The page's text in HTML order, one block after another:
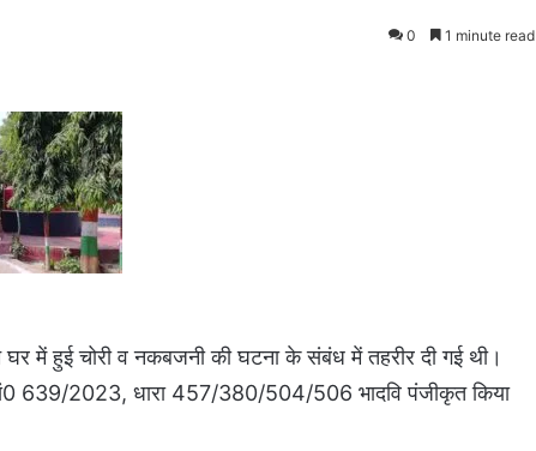
0 1 minute read
घर में हुई चोरी व नकबजनी की घटना के संबंध में तहरीर दी गई थी।
639/2023, धारा 457/380/504/506 भादवि पंजीकृत किया